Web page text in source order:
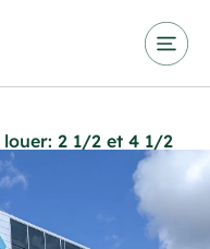
2 1/2 et 4 1/2